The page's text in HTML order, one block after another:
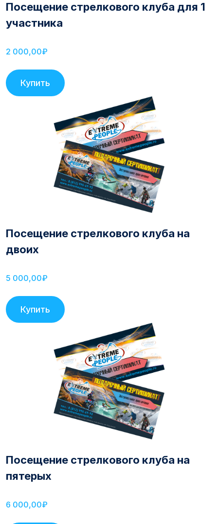
Посещение стрелкового клуба для 1
участника
2 000,00₽
Купить
Посещение стрелкового клуба на
двоих
5 000,00₽
Купить
Посещение стрелкового клуба на
пятерых
6 000,00₽